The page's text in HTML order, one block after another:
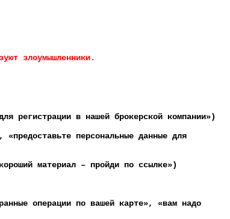
злоумышленники.
регистрации в нашей брокерской компании»)
персональные данные для
материал – пройди по ссылке»)
операции по вашей карте», «вам надо